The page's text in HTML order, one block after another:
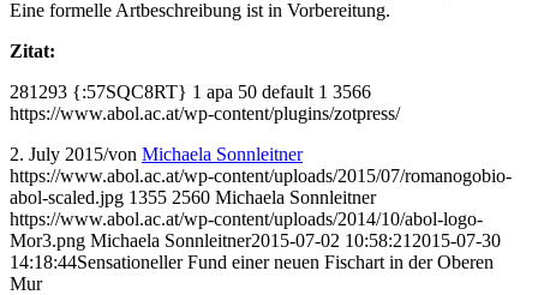
Eine formelle Artbeschreibung ist in Vorbereitung.
Zitat:
281293 {:57SQC8RT} 1 apa 50 default 1 3566
https://www.abol.ac.at/wp-content/plugins/zotpress/
2. July 2015/von Michaela Sonnleitner
https://www.abol.ac.at/wp-content/uploads/2015/07/romanogobio-
abol-scaled.jpg 1355 2560 Michaela Sonnleitner
https://www.abol.ac.at/wp-content/uploads/2014/10/abol-logo-
Mor3.png Michaela Sonnleitner2015-07-02 10:58:21 2015-07-30
14:18:44Sensationeller Fund einer neuen Fischart in der Oberen
Mur